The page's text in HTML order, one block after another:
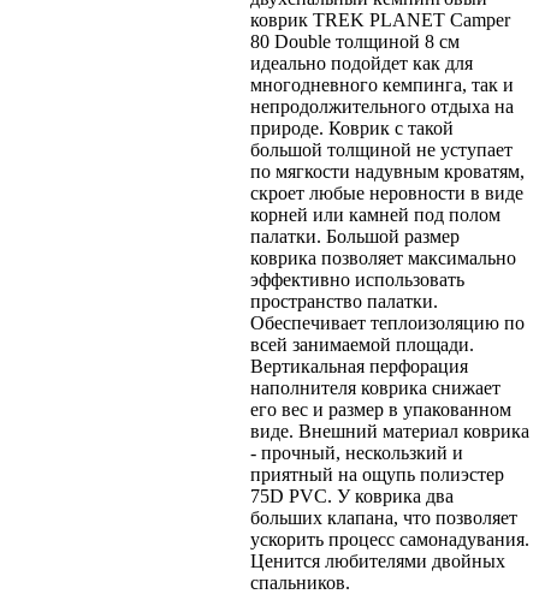
коврик TREK PLANET Camper
80 Double толщиной 8 см
идеально подойдет как для
многодневного кемпинга, так и
непродолжительного отдыха на
природе. Коврик с такой
большой толщиной не уступает
по мягкости надувным кроватям,
скроет любые неровности в виде
корней или камней под полом
палатки. Большой размер
коврика позволяет максимально
эффективно использовать
пространство палатки.
Обеспечивает теплоизоляцию по
всей занимаемой площади.
Вертикальная перфорация
наполнителя коврика снижает
его вес и размер в упакованном
виде. Внешний материал коврика
- прочный, нескользкий и
приятный на ощупь полиэстер
75D PVC. У коврика два
больших клапана, что позволяет
ускорить процесс самонадувания.
Ценится любителями двойных
спальников.